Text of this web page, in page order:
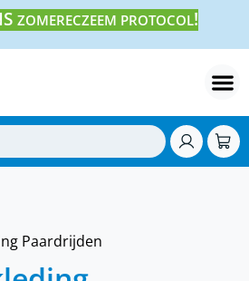
ZOMERECZEEM PROTOCOL!
Paardrijden